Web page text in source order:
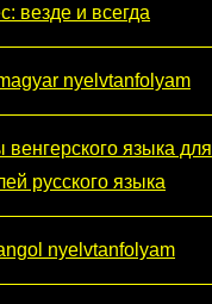
везде и всегда
nyelvtanfolyam
языка для
русского языка
nyelvtanfolyam